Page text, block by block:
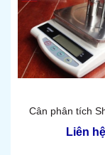
Cân phân tích
Liên hệ